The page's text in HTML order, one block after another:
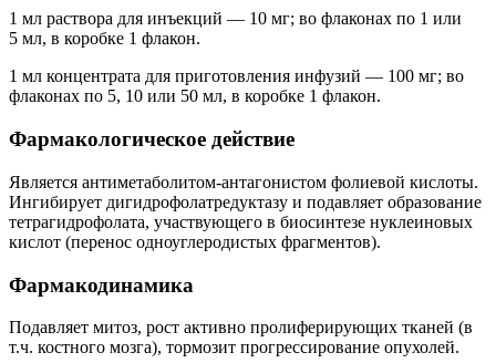
1 мл раствора для инъекций — 10 мг; во флаконах по 1 или
5 мл, в коробке 1 флакон.
1 мл концентрата для приготовления инфузий — 100 мг; во
флаконах по 5, 10 или 50 мл, в коробке 1 флакон.
Фармакологическое действие
Является антиметаболитом-антагонистом фолиевой кислоты.
Ингибирует дигидрофолатредуктазу и подавляет образование
тетрагидрофолата, участвующего в биосинтезе нуклеиновых
кислот (перенос одноуглеродистых фрагментов).
Фармакодинамика
Подавляет митоз, рост активно пролиферирующих тканей (в
т.ч. костного мозга), тормозит прогрессирование опухолей.